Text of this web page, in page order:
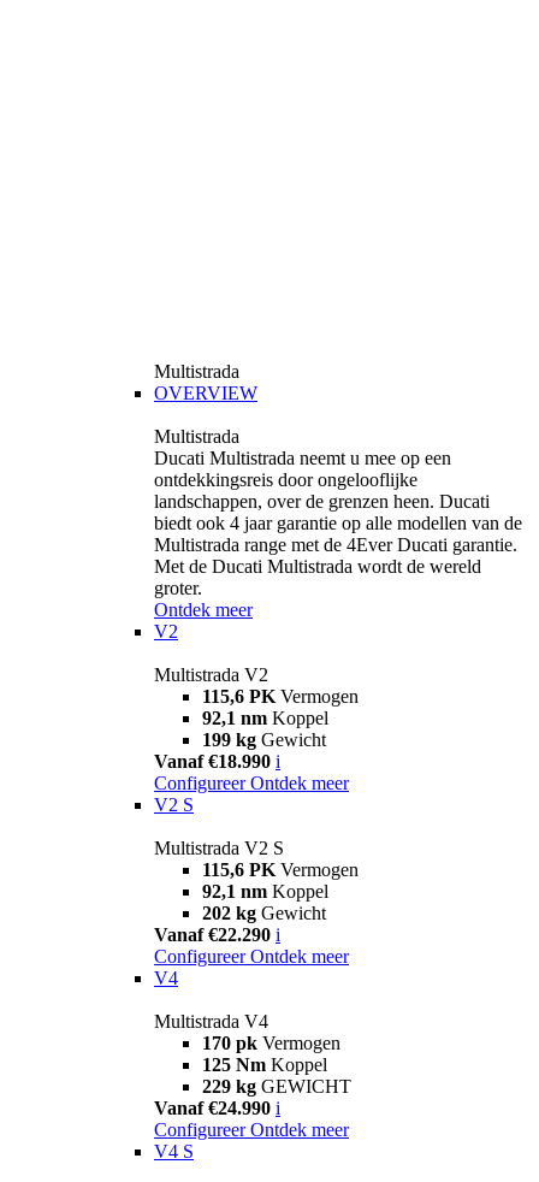
Multistrada
OVERVIEW
Multistrada
Ducati Multistrada neemt u mee op een
ontdekkingsreis door ongelooflijke
landschappen, over de grenzen heen. Ducati
biedt ook 4 jaar garantie op alle modellen van de
Multistrada range met de 4Ever Ducati garantie.
Met de Ducati Multistrada wordt de wereld
groter.
Ontdek meer
V2
Multistrada V2
115,6 PK Vermogen
92,1 nm Koppel
199 kg Gewicht
Vanaf €18.990 i
Configureer Ontdek meer
V2 S
Multistrada V2 S
115,6 PK Vermogen
92,1 nm Koppel
202 kg Gewicht
Vanaf €22.290 i
Configureer Ontdek meer
V4
Multistrada V4
170 pk Vermogen
125 Nm Koppel
229 kg GEWICHT
Vanaf €24.990 i
Configureer Ontdek meer
V4 S